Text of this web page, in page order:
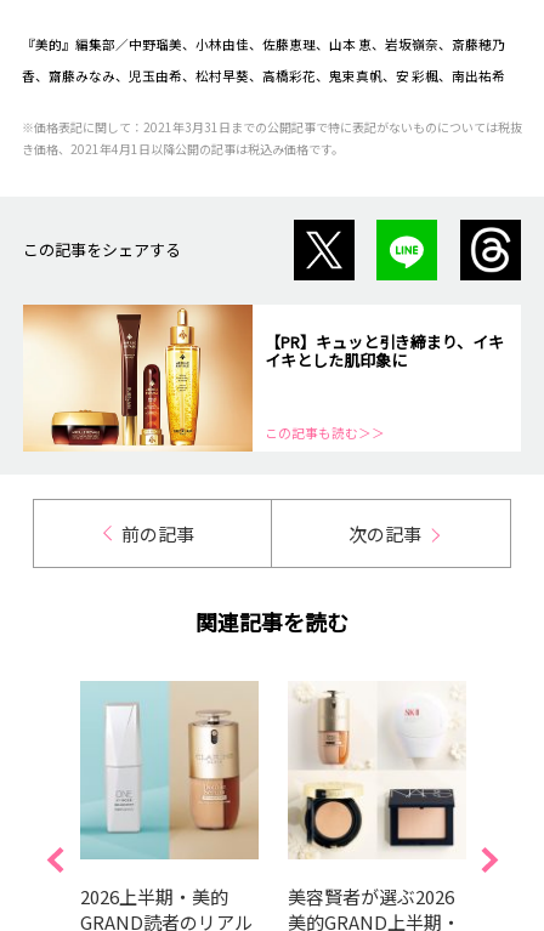
『美的』編集部／中野瑠美、小林由佳、佐藤恵理、山本 恵、岩坂嶺奈、斎藤穂乃
香、齋藤みなみ、児玉由希、松村早葵、高橋彩花、鬼束真帆、安 彩楓、南出祐希
※価格表記に関して：2021年3月31日までの公開記事で特に表記がないものについては税抜
き価格、2021年4月1日以降公開の記事は税込み価格です。
この記事をシェアする
【PR】キュッと引き締まり、イキ
イキとした肌印象に
この記事も読む＞＞
前の記事 次の記事
関連記事を読む
2026上半期・美的
GRAND読者のリアル
美容賢者が選ぶ2026
美的GRAND上半期・